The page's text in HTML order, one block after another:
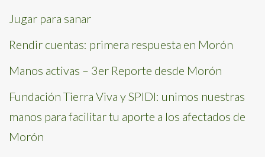
Jugar para sanar
Rendir cuentas: primera respuesta en Morón
Manos activas – 3er Reporte desde Morón
Fundación Tierra Viva y SPIDI: unimos nuestras
manos para facilitar tu aporte a los afectados de
Morón